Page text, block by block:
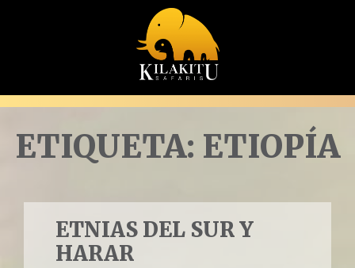
ETIQUETA: ETIOPÍA
ETNIAS DEL SUR Y
HARAR